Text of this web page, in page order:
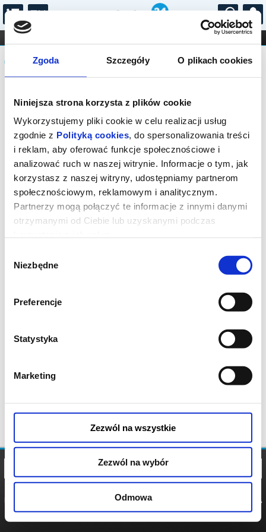
Zgoda Szczegóły O plikach cookies
Niniejsza strona korzysta z plików cookie
Wykorzystujemy pliki cookie w celu realizacji usług
zgodnie z Polityką cookies, do spersonalizowania treści
i reklam, aby oferować funkcje społecznościowe i
analizować ruch w naszej witrynie. Informacje o tym, jak
korzystasz z naszej witryny, udostępniamy partnerom
społecznościowym, reklamowym i analitycznym.
Partnerzy mogą połączyć te informacje z innymi danymi
otrzymanymi od Ciebie lub uzyskanymi podczas
zgody
Niezbędne
Preferencje
Statystyka
Marketing
Zezwól na wszystkie
Zezwól na wybór
Odmowa
...
FILHARMONIA OPERA I BALET
STAND-UP
DLA DZIECI
Komunikat
Sprzedaż biletów on-line na wydarzenie
została zakończona.
POLITYKA
POLITYKA